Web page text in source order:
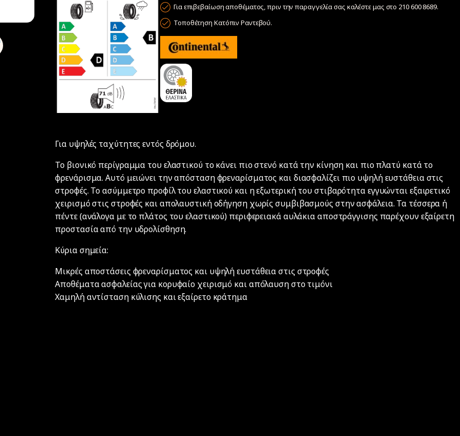
Για επιβεβαίωση αποθέματος, πριν την παραγγελία σας καλέστε μας στο 210 600 8689.
Τοποθέτηση Κατόπιν Ραντεβού.
Για υψηλές ταχύτητες εντός δρόμου.
Το βιονικό περίγραμμα του ελαστικού το κάνει πιο στενό κατά την κίνηση και πιο πλατύ κατά το
φρενάρισμα. Αυτό μειώνει την απόσταση φρεναρίσματος και διασφαλίζει πιο υψηλή ευστάθεια στις
στροφές. Το ασύμμετρο προφίλ του ελαστικού και η εξωτερική του στιβαρότητα εγγυώνται εξαιρετικό
χειρισμό στις στροφές και απολαυστική οδήγηση χωρίς συμβιβασμούς στην ασφάλεια. Τα τέσσερα ή
πέντε (ανάλογα με το πλάτος του ελαστικού) περιφερειακά αυλάκια αποστράγγισης παρέχουν εξαίρετη
προστασία από την υδρολίσθηση.
Κύρια σημεία:
Μικρές αποστάσεις φρεναρίσματος και υψηλή ευστάθεια στις στροφές
Αποθέματα ασφαλείας για κορυφαίο χειρισμό και απόλαυση στο τιμόνι
Χαμηλή αντίσταση κύλισης και εξαίρετο κράτημα